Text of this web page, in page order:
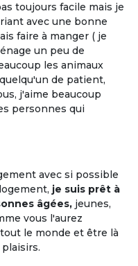
toujours facile mais je
avec une bonne
faire à manger ( je
un peu de
les animaux
de patient,
j'aime beaucoup
personnes qui
avec si possible
je suis prêt à
âgées, jeunes,
vous l'aurez
le monde et être là